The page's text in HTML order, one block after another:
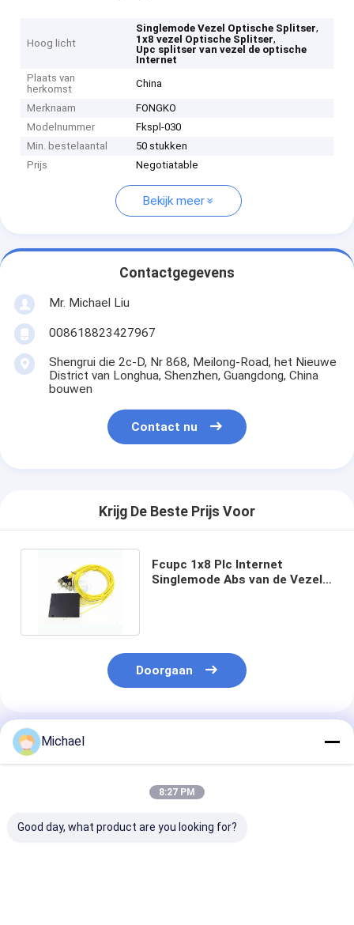
Hoog licht
Singlemode Vezel Optische Splitser,
1x8 vezel Optische Splitser,
Upc splitser van vezel de optische
Internet
Plaats van
herkomst
China
Merknaam
FONGKO
Modelnummer
Fkspl-030
Min. bestelaantal
50 stukken
Prijs
Negotiatable
Bekijk meer
Contactgegevens
Mr. Michael Liu
008618823427967
Shengrui die 2c-D, Nr 868, Meilong-Road, het Nieuwe
District van Longhua, Shenzhen, Guangdong, China
bouwen
Contact nu
Krijg De Beste Prijs Voor
Fcupc 1x8 Plc Internet
Singlemode Abs van de Vezel
Doorgaan
Geadviseerde Producten
Michael
8:27 PM
Good day, what product are you looking for?